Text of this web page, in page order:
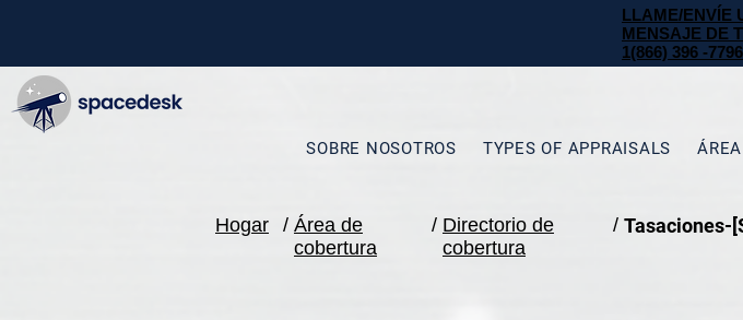
LLAME/ENVÍE
MENSAJE DE
1(866) 396 -7796
SOBRE NOSOTROS TYPES OF APPRAISALS
Hogar / Área de
cobertura
/ Directorio de
cobertura
/ Tasaciones-